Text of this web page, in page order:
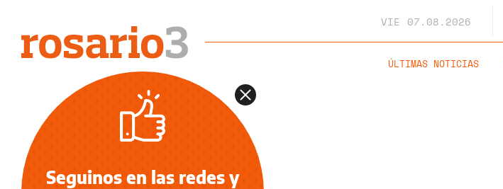
VIE 07.08.2026
ÚLTIMAS NOTICIAS
Seguinos en las redes y